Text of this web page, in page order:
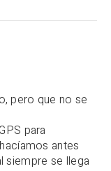
pero que no se
para
antes
siempre se llega